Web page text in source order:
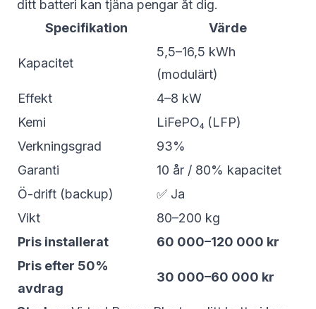
ditt batteri kan tjäna pengar åt dig.
Specifikation
Värde
Kapacitet
5,5–16,5 kWh
(modulärt)
Effekt
4–8 kW
Kemi
LiFePO₄ (LFP)
Verkningsgrad
93%
Garanti
10 år / 80% kapacitet
Ö-drift (backup)
✅ Ja
Vikt
80–200 kg
Pris installerat
60 000–120 000 kr
Pris efter 50%
avdrag
30 000–60 000 kr